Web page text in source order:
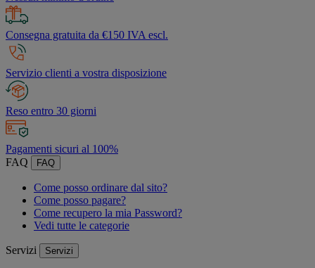
Consegna gratuita da €150 IVA escl.
Servizio clienti a vostra disposizione
Reso entro 30 giorni
Pagamenti sicuri al 100%
FAQ
FAQ
Come posso ordinare dal sito?
Come posso pagare?
Come recupero la mia Password?
Vedi tutte le categorie
Servizi Servizi